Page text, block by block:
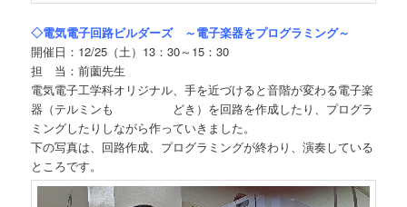
◇電気電子回路ビルダーズ ～電子楽器をプログラミング～
開催日：12/25（土）13：30～15：30
担 当：前薗先生
電気電子工学科オリジナル、手を近づけると音階が変わる電子楽
器（テルミンも どき）を回路を作成したり、プログラ
ミングしたりしながら作っていきました。
下の写真は、回路作成、プログラミングが終わり、演奏している
ところです。